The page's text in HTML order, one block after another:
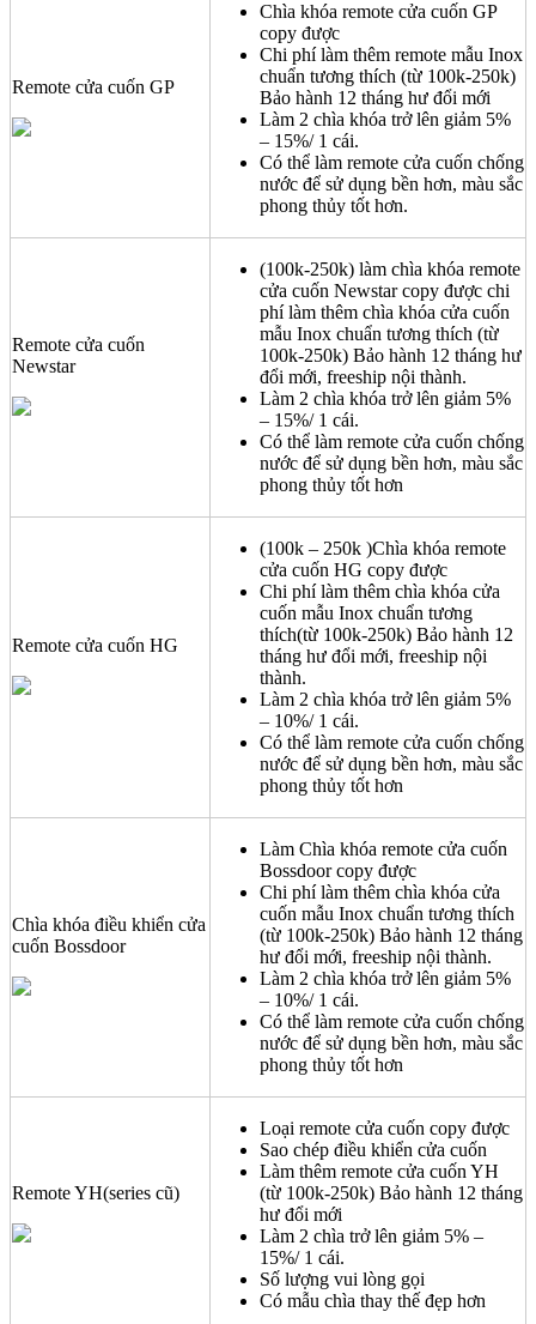
Remote cửa cuốn GP
Chìa khóa remote cửa cuốn GP
copy được
Chi phí làm thêm remote mẫu Inox
chuẩn tương thích (từ 100k-250k)
Bảo hành 12 tháng hư đổi mới
Làm 2 chìa khóa trở lên giảm 5%
– 15%/ 1 cái.
Có thể làm remote cửa cuốn chống
nước để sử dụng bền hơn, màu sắc
phong thủy tốt hơn.
Remote cửa cuốn
Newstar
(100k-250k) làm chìa khóa remote
cửa cuốn Newstar copy được chi
phí làm thêm chìa khóa cửa cuốn
mẫu Inox chuẩn tương thích (từ
100k-250k) Bảo hành 12 tháng hư
đổi mới, freeship nội thành.
Làm 2 chìa khóa trở lên giảm 5%
– 15%/ 1 cái.
Có thể làm remote cửa cuốn chống
nước để sử dụng bền hơn, màu sắc
phong thủy tốt hơn
Remote cửa cuốn HG
(100k – 250k )Chìa khóa remote
cửa cuốn HG copy được
Chi phí làm thêm chìa khóa cửa
cuốn mẫu Inox chuẩn tương
thích(từ 100k-250k) Bảo hành 12
tháng hư đổi mới, freeship nội
thành.
Làm 2 chìa khóa trở lên giảm 5%
– 10%/ 1 cái.
Có thể làm remote cửa cuốn chống
nước để sử dụng bền hơn, màu sắc
phong thủy tốt hơn
Chìa khóa điều khiển cửa
cuốn Bossdoor
Làm Chìa khóa remote cửa cuốn
Bossdoor copy được
Chi phí làm thêm chìa khóa cửa
cuốn mẫu Inox chuẩn tương thích
(từ 100k-250k) Bảo hành 12 tháng
hư đổi mới, freeship nội thành.
Làm 2 chìa khóa trở lên giảm 5%
– 10%/ 1 cái.
Có thể làm remote cửa cuốn chống
nước để sử dụng bền hơn, màu sắc
phong thủy tốt hơn
Remote YH(series cũ)
Loại remote cửa cuốn copy được
Sao chép điều khiển cửa cuốn
Làm thêm remote cửa cuốn YH
(từ 100k-250k) Bảo hành 12 tháng
hư đổi mới
Làm 2 chìa trở lên giảm 5% –
15%/ 1 cái.
Số lượng vui lòng gọi
Có mẫu chìa thay thế đẹp hơn